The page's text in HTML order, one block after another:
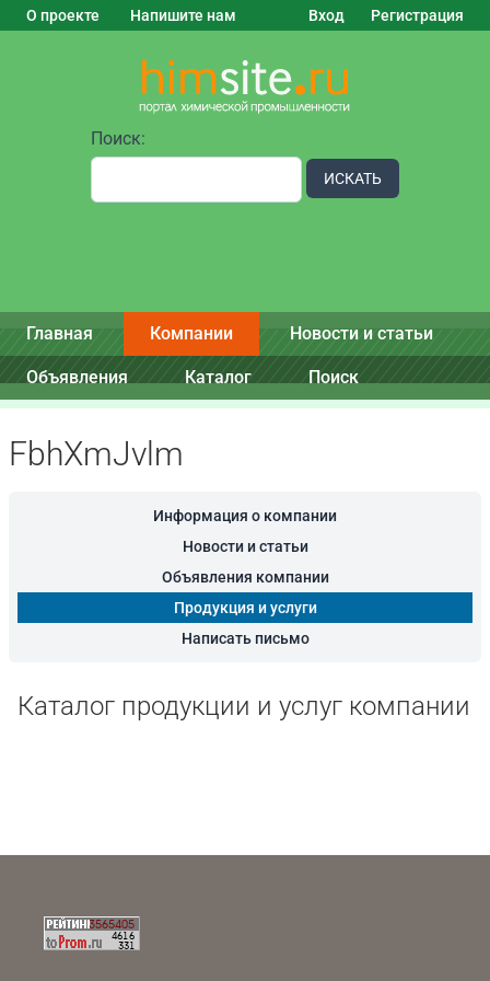
О проекте Напишите нам Вход Регистрация
Поиск:
ИСКАТЬ
Главная Компании Новости и статьи
Объявления Каталог Поиск
FbhXmJvlm
Информация о компании
Новости и статьи
Объявления компании
Продукция и услуги
Написать письмо
Каталог продукции и услуг компании